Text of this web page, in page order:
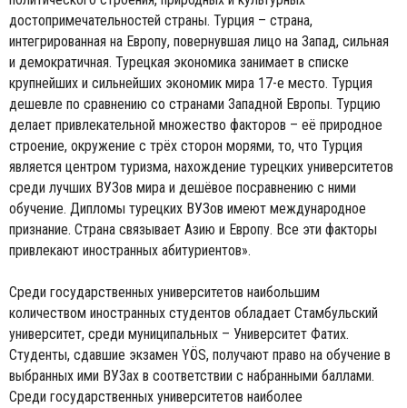
достопримечательностей страны. Турция – страна,
интегрированная на Европу, повернувшая лицо на Запад, сильная
и демократичная. Турецкая экономика занимает в списке
крупнейших и сильнейших экономик мира 17-е место. Турция
дешевле по сравнению со странами Западной Европы. Турцию
делает привлекательной множество факторов – её природное
строение, окружение с трёх сторон морями, то, что Турция
является центром туризма, нахождение турецких университетов
среди лучших ВУЗов мира и дешёвое посравнению с ними
обучение. Дипломы турецких ВУЗов имеют международное
признание. Страна связывает Азию и Европу. Все эти факторы
привлекают иностранных абитуриентов».
Среди государственных университетов наибольшим
количеством иностранных студентов обладает Стамбульский
университет, среди муниципальных – Университет Фатих.
Студенты, сдавшие экзамен YÖS, получают право на обучение в
выбранных ими ВУЗах в соответствии с набранными баллами.
Среди государственных университетов наиболее